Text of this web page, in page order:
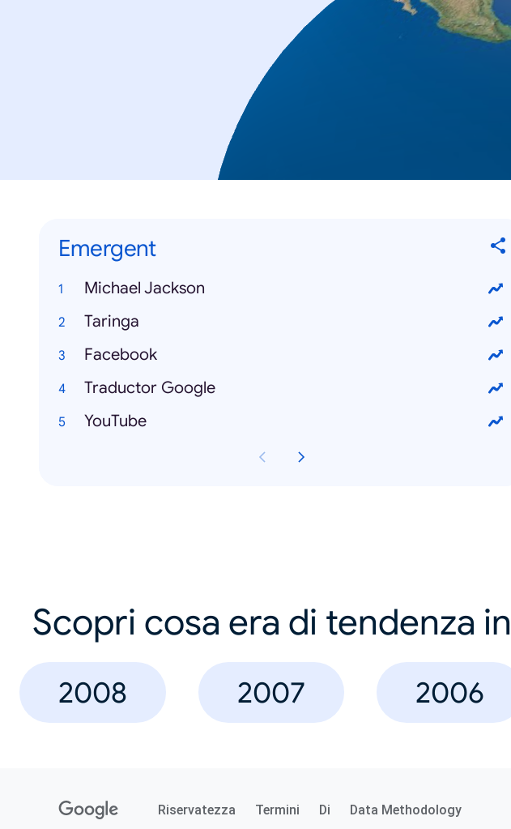
Emergent
Michael Jackson
Taringa
Facebook
Traductor Google
YouTube
Scopri cosa era di tendenza in
2008 2007 2006
Riservatezza Termini Di Data Methodology